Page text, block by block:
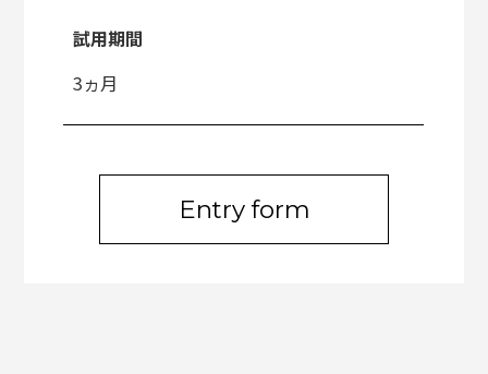
試用期間
3ヵ月
Entry form